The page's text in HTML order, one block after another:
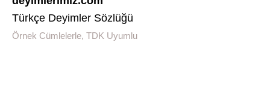
Türkçe Deyimler Sözlüğü
Örnek Cümlelerle, TDK Uyumlu